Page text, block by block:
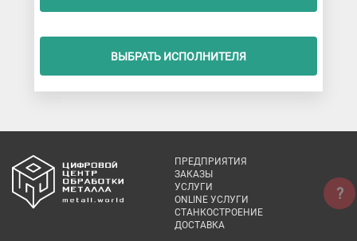
ВЫБРАТЬ ИСПОЛНИТЕЛЯ
ПРЕДПРИЯТИЯ
ЗАКАЗЫ
УСЛУГИ
ONLINE УСЛУГИ
СТАНКОСТРОЕНИЕ
ДОСТАВКА
?